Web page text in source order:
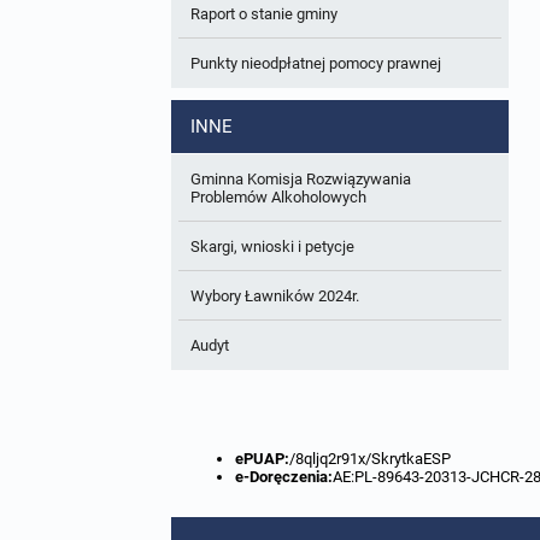
W trakcie opracowania
Zbiory danych przestrzennych
Analizy zmian w zagospodarowaniu
Raport o stanie gminy
Punkty nieodpłatnej pomocy prawnej
INNE
Gminna Komisja Rozwiązywania
Problemów Alkoholowych
Skargi, wnioski i petycje
Wybory Ławników 2024r.
Audyt
ePUAP:/8qljq2r91x/SkrytkaESP
e-Doręczenia:AE:PL-89643-20313-JCHCR-28